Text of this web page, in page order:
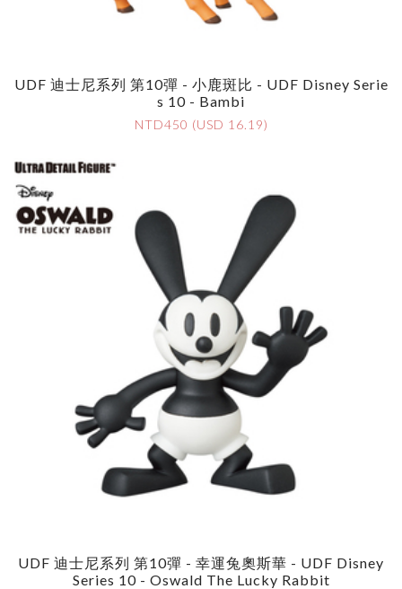
UDF 迪士尼系列 第10彈 - 小鹿斑比 - UDF Disney Serie
S 10 - Bambi
NTD450 (USD 16.19)
UDF 迪士尼系列 第10彈 - 幸運兔奧斯華 - UDF Disney
Series 10 - Oswald The Lucky Rabbit